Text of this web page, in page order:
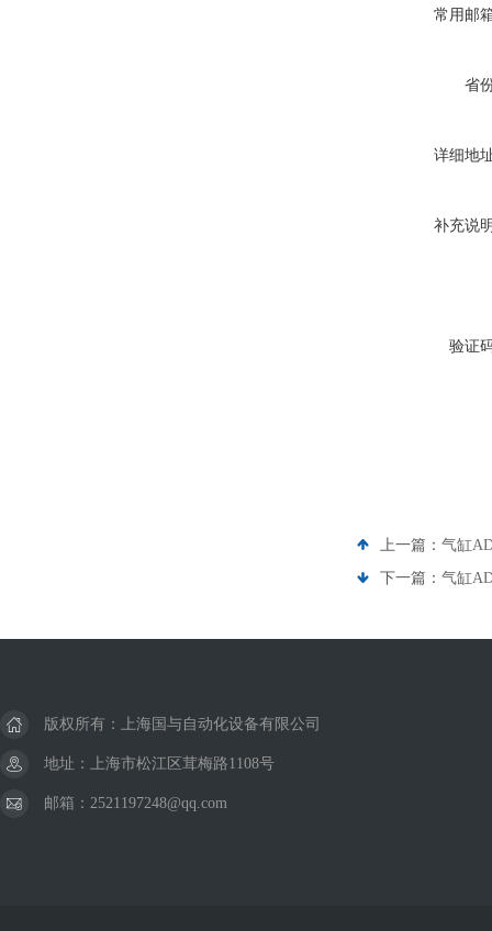
常用邮
省
详细地
补充说
验证
上一篇： 气缸
下一篇： 气缸
版权所有：上海国与自动化设备有限公司
地址：上海市松江区茸梅路1108号
邮箱：2521197248@qq.com